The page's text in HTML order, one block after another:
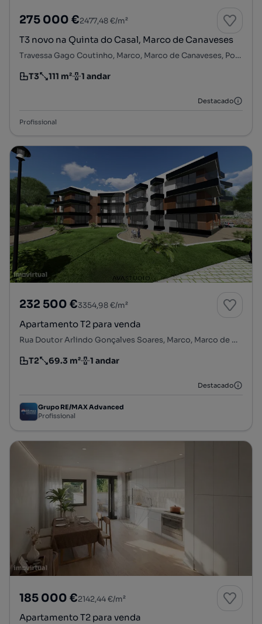
275 000 €2477,48 €/m²
T3 novo na Quinta do Casal, Marco de Canaveses
Travessa Gago Coutinho, Marco, Marco de Canaveses, Porto
Tipologia
T3
Preço por metro quadrado
111 m²
Andar 1 andar
Destacado
Profissional
232 500 €3354,98 €/m²
Apartamento T2 para venda
Rua Doutor Arlindo Gonçalves Soares, Marco, Marco de Canaveses, Porto
Tipologia
T2
Preço por metro quadrado
69.3 m²
Andar 1 andar
Destacado
Grupo RE/MAX Advanced
Profissional
185 000 €2142,44 €/m²
Apartamento T2 para venda